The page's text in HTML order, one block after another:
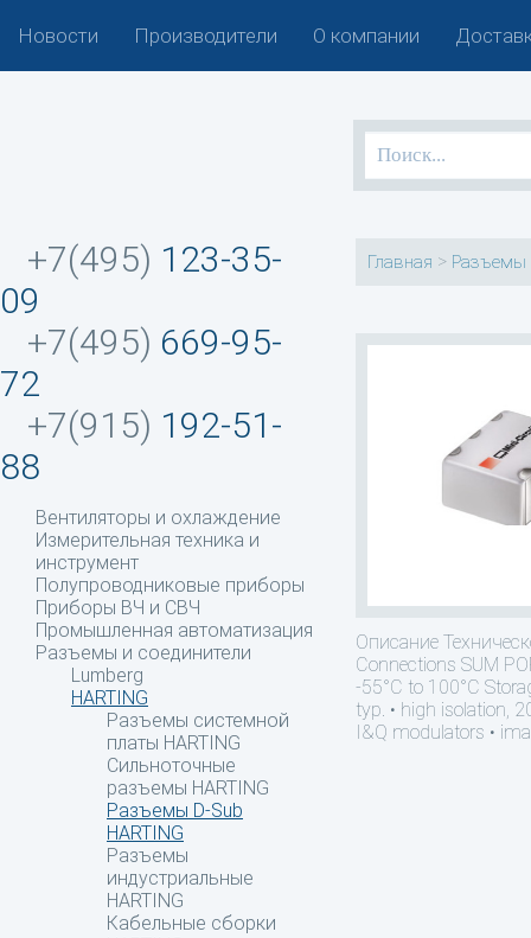
Новости Производители О компании
+7(495) 123-35-
09
+7(495) 669-95-
72
+7(915) 192-51-
88
Вентиляторы и охлаждение
Измерительная техника и
инструмент
Полупроводниковые приборы
Приборы ВЧ и СВЧ
Промышленная автоматизация
Разъемы и соединители
Lumberg
HARTING
Разъемы системной
платы HARTING
Сильноточные
разъемы HARTING
Разъемы D-Sub
HARTING
Разъемы
индустриальные
HARTING
Кабельные сборки
Главная > Разъемы
Описание
Connections SUM
-55°C to 100°C
typ. • high isolation,
I&Q modulators •